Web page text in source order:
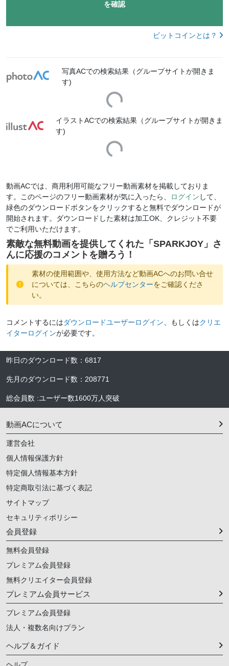
を確認
ビットコインとは？
写真ACでの検索結果（グループサイトが開きま
す)
Loading...
イラストACでの検索結果（グループサイトが開きま
す)
Loading...
動画ACでは、商用利用可能なフリー動画素材を掲載しておりま
す。このページのフリー動画素材が気に入ったら、
ログイン して、
緑色のダウンロードボタンをクリックすると無料でダウンロードが
開始されます。ダウンロードした素材は加工OK、クレジット不要
でご利用いただけます。
素敵な無料動画を提供してくれた「 SPARKJOY 」さ
んに応援のコメントを贈ろう！
素材の使用範囲や、使用方法など動画ACへのお問い合せ
については、こちらのヘルプセンターをご確認くださ
い。
コメントするにはダウンロードユーザーログイン 、もしくはクリエ
イターログインが必要です。
昨日のダウンロード数 ： 6817
先月のダウンロード数 ： 208771
総会員数 :ユーザー数1600万人 突破
動画ACについて
運営会社
個人情報保護方針
特定個人情報基本方針
特定商取引法に基づく表記
サイトマップ
セキュリティポリシー
会員登録
無料会員登録
プレミアム会員登録
無料クリエイター会員登録
プレミアム会員サービス
プレミアム会員登録
法人・複数名向けプラン
ヘルプ＆ガイド
ヘルプ